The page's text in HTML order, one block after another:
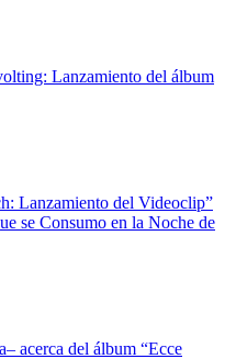
Lanzamiento del álbum
Lanzamiento del Videoclip”
se Consumo en la Noche de
acerca del álbum “Ecce